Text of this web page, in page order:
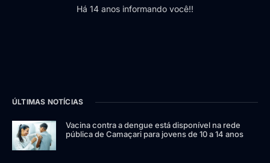
Há 14 anos informando você!!
ÚLTIMAS NOTÍCIAS
Vacina contra a dengue está disponível na rede
pública de Camaçari para jovens de 10 a 14 anos